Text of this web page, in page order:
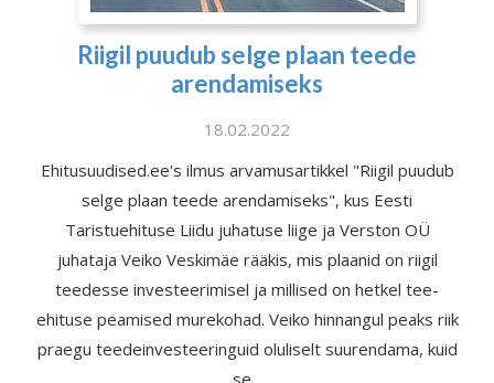
Riigil puudub selge plaan teede
arendamiseks
18.02.2022
Ehitusuudised.ee's ilmus arvamusartikkel "Riigil puudub
selge plaan teede arendamiseks", kus Eesti
Taristuehituse Liidu juhatuse liige ja Verston OÜ
juhataja Veiko Veskimäe rääkis, mis plaanid on riigil
teedesse investeerimisel ja millised on hetkel tee-
ehituse peamised murekohad. Veiko hinnangul peaks riik
praegu teedeinvesteeringuid oluliselt suurendama, kuid
se...